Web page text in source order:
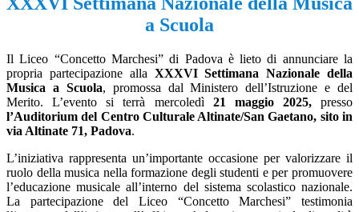
a Scuola
Il Liceo “Concetto Marchesi” di Padova è lieto di annunciare la
propria partecipazione alla XXXVI Settimana Nazionale della
Musica a Scuola, promossa dal Ministero dell’Istruzione e del
Merito. L’evento si terrà mercoledì 21 maggio 2025,presso
l’Auditorium del Centro Culturale Altinate/San Gaetano, sito in
via Altinate 71, Padova.
L’iniziativa rappresenta un’importante occasione per valorizzare il
ruolo della musica nella formazione degli studenti e per promuovere
l’educazione musicale all’interno del sistema scolastico nazionale.
La partecipazione del Liceo “Concetto Marchesi” testimonia